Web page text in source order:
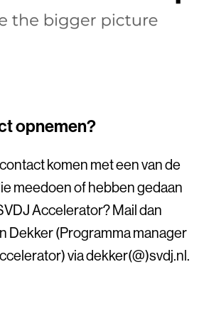
opnemen?
komen met een van de
meedoen of hebben gedaan
Accelerator? Mail dan
Dekker (Programma manager
via dekker(@)svdj.nl.